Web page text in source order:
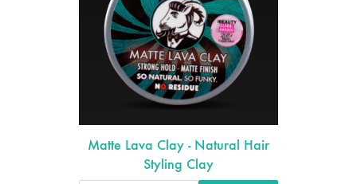
Matte Lava Clay - Natural Hair
Styling Clay